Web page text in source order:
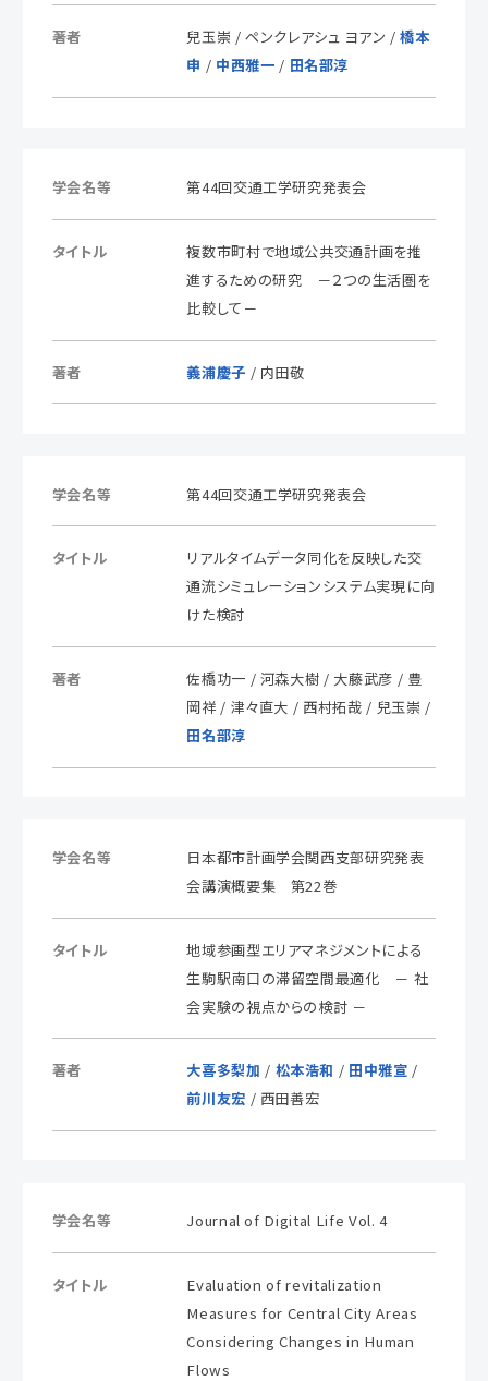
著者 兒玉崇 / ペンクレアシュ ヨアン /橋本
申 / 中西雅一 / 田名部淳
学会名等 第44回交通工学研究発表会
タイトル
複数市町村で地域公共交通計画を推
進するための研究 －２つの生活圏を
比較して－
著者 義浦慶子 / 内田敬
学会名等 第44回交通工学研究発表会
タイトル
リアルタイムデータ同化を反映した交
通流シミュレーションシステム実現に向
けた検討
著者
佐橋功一 / 河森大樹 / 大藤武彦 / 豊
岡祥 / 津々直大 / 西村拓哉 / 兒玉崇 /
田名部淳
学会名等
日本都市計画学会関西支部研究発表
会講演概要集 第22巻
タイトル
地域参画型エリアマネジメントによる
生駒駅南口の滞留空間最適化 － 社
会実験の視点からの検討 －
著者 大喜多梨加 / 松本浩和 / 田中雅宣 /
前川友宏 / 西田善宏
学会名等 Journal of Digital Life Vol. 4
タイトル
Evaluation of revitalization
Measures for Central City Areas
Considering Changes in Human
Flows